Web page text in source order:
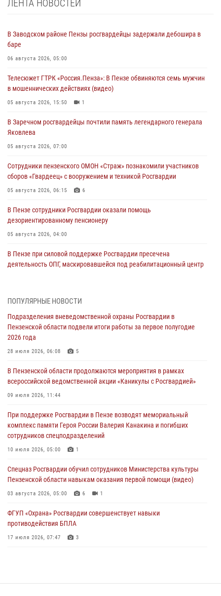
ЛЕНТА НОВОСТЕЙ
В Заводском районе Пензы росгвардейцы задержали дебошира в
баре
06 августа 2026, 05:00
Телесюжет ГТРК «Россия.Пенза»: В Пензе обвиняются семь мужчин
в мошеннических действиях (видео)
05 августа 2026, 15:50 1
В Заречном росгвардейцы почтили память легендарного генерала
Яковлева
05 августа 2026, 07:00
Сотрудники пензенского ОМОН «Страж» познакомили участников
сборов «Гвардеец» с вооружением и техникой Росгвардии
05 августа 2026, 06:15 6
В Пензе сотрудники Росгвардии оказали помощь
дезориентированному пенсионеру
05 августа 2026, 04:00
В Пензе при силовой поддержке Росгвардии пресечена
деятельность ОПГ, маскировавшейся под реабилитационный центр
работы за первое полугодие 2026 года
Росгвардия обеспечила безопасность праздничных мероприятий в
1
В Пензе сотрудники Росгвардии задержали мужчину, который
дома
03 августа 2026, 05:59
Росгвардейцы Пензенской области отмечают 35-летие дежурной
03 августа 2026, 05:15
ПОПУЛЯРНЫЕ НОВОСТИ
Подразделения вневедомственной охраны Росгвардии в
Пензенской области подвели итоги работы за первое полугодие
2026 года
28 июля 2026, 06:08 5
В Пензенской области продолжаются мероприятия в рамках
всероссийской ведомственной акции «Каникулы с Росгвардией»
09 июля 2026, 11:44
При поддержке Росгвардии в Пензе возводят мемориальный
комплекс памяти Героя России Валерия Канакина и погибших
сотрудников спецподразделений
10 июля 2026, 05:00 1
Спецназ Росгвардии обучил сотрудников Министерства культуры
Пензенской области навыкам оказания первой помощи (видео)
03 августа 2026, 05:00 6 1
ФГУП «Охрана» Росгвардии совершенствует навыки
противодействия БПЛА
17 июля 2026, 07:47 3